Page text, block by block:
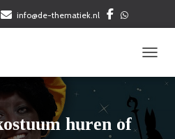
info@de-thematiek.nl
huren of